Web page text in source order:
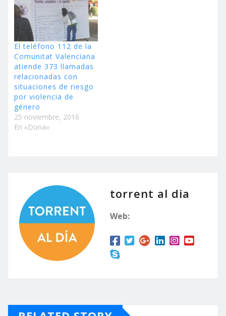
El teléfono 112 de la
Comunitat Valenciana
atiende 373 llamadas
relacionadas con
situaciones de riesgo
por violencia de
género
25 noviembre, 2016
En «Dona»
torrent al dia
Web: